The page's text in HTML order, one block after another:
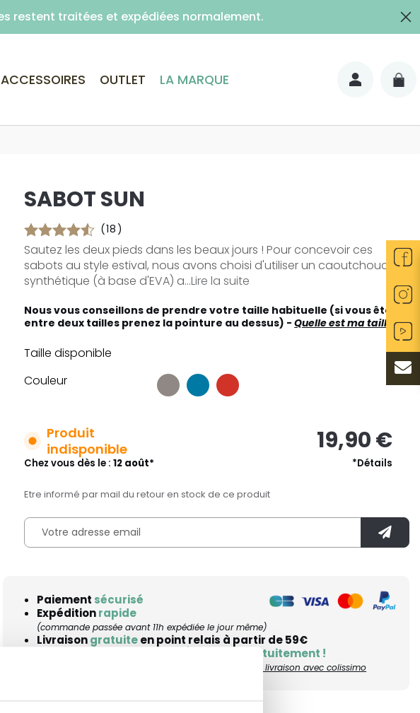
d'achats (point relais)
ACCESSOIRES OUTLET LA MARQUE
SABOT SUN
(18)
Sautez les deux pieds dans les beaux jours ! Pour concevoir ces
sabots au style estival, nous avons choisi d'utiliser un caoutchouc
synthétique (à base d'EVA) a...Lire la suite
Nous vous conseillons de prendre votre taille habituelle (si vous êtes
entre deux tailles prenez la pointure au dessus) -Quelle est ma taille ?
Taille disponible
Couleur
Produit
indisponible
19,90 €
Chez vous dès le :12 août* *Détails
Etre informé par mail du retour en stock de ce produit
Paiement sécurisé
Expéditionrapide
(commande passée avant 11h expédiée le jour même)
Livraisongratuiteen point relais à partir de 59€
Échangez gratuitement !
En savoir plus sur le score écologique de mon mode de livraison avec colissimo
restent traitées et expédiées normalement.